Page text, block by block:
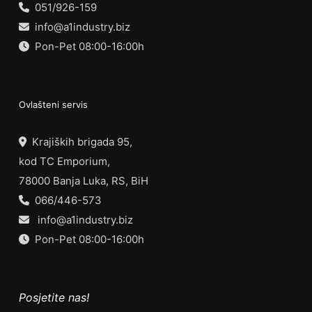
051/926-159
info@a1industry.biz
Pon-Pet 08:00-16:00h
Ovlašteni servis
Krajiških brigada 95,
kod TC Emporium,
78000 Banja Luka, RS, BiH
066/446-573
info@a1industry.biz
Pon-Pet 08:00-16:00h
Posjetite nas!